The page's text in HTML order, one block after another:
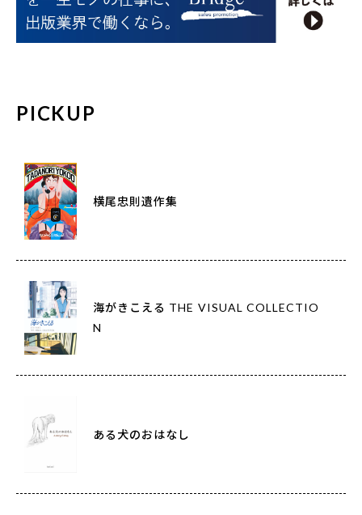
PICKUP
横尾忠則遺作集
海がきこえる THE VISUAL COLLECTIO
N
ある犬のおはなし